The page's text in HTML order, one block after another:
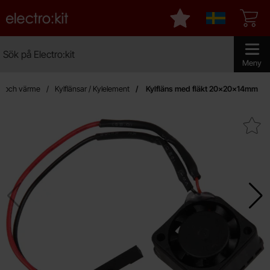
Meny
Startsidan för Electro:kit
Sverige
Mina favoriter
och värme Kylflänsar / Kylelement Kylfläns med fläkt 20x20x14mm
Makera kylfläns med fläkt